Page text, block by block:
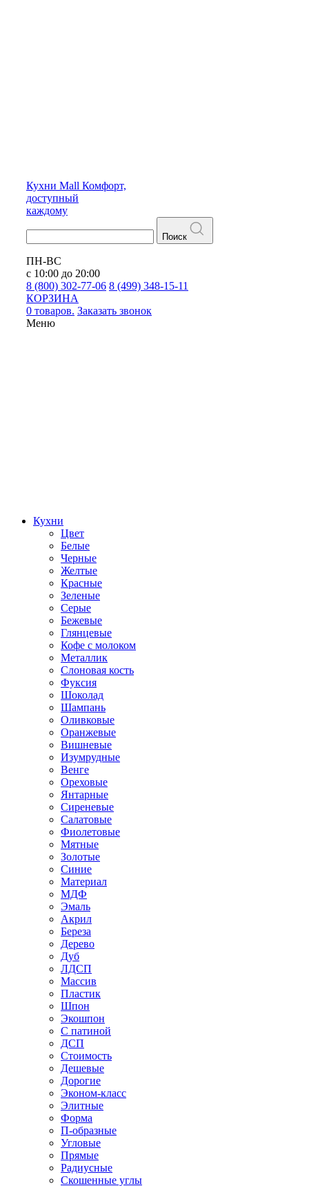
Кухни Mall Комфорт,
доступный
каждому
Поиск
ПН-ВС
с 10:00 до 20:00
8 (800) 302-77-06 8 (499) 348-15-11
КОРЗИНА
0 товаров. Заказать звонок
Меню
Кухни
Цвет
Белые
Черные
Желтые
Красные
Зеленые
Серые
Бежевые
Глянцевые
Кофе с молоком
Металлик
Слоновая кость
Фуксия
Шоколад
Шампань
Оливковые
Оранжевые
Вишневые
Изумрудные
Венге
Ореховые
Янтарные
Сиреневые
Салатовые
Фиолетовые
Мятные
Золотые
Синие
Материал
МДФ
Эмаль
Акрил
Береза
Дерево
Дуб
ЛДСП
Массив
Пластик
Шпон
Экошпон
С патиной
ДСП
Стоимость
Дешевые
Дорогие
Эконом-класс
Элитные
Форма
П-образные
Угловые
Прямые
Радиусные
Скошенные углы